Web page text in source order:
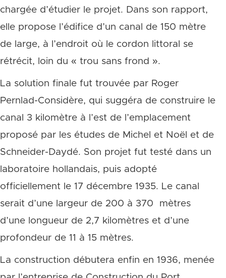
chargée d’étudier le projet. Dans son rapport,
elle propose l’édifice d’un canal de 150 mètre
de large, à l’endroit où le cordon littoral se
rétrécit, loin du « trou sans frond ».
La solution finale fut trouvée par Roger
Pernlad-Considère, qui suggéra de construire le
canal 3 kilomètre à l’est de l’emplacement
proposé par les études de Michel et Noël et de
Schneider-Daydé. Son projet fut testé dans un
laboratoire hollandais, puis adopté
officiellement le 17 décembre 1935. Le canal
serait d’une largeur de 200 à 370 mètres
d’une longueur de 2,7 kilomètres et d’une
profondeur de 11 à 15 mètres.
La construction débutera enfin en 1936, menée